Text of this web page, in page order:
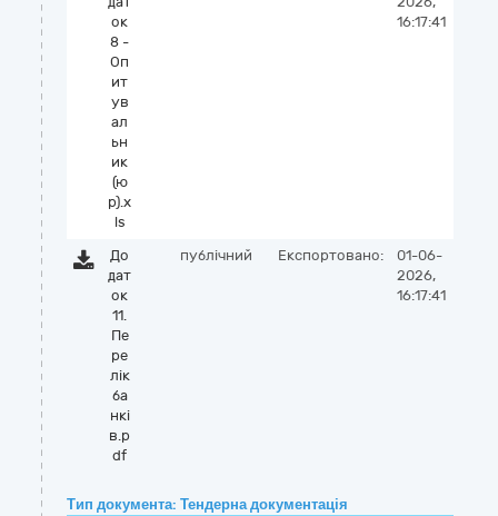
ок
8 -
Оп
ит
ув
ал
ьн
ик
(ю
р).x
ls
16:17:41
До
дат
ок
11.
Пе
ре
лік
ба
нкі
в.p
df
публічний Експортовано:
01-06-
2026,
16:17:41
Тип документа: Тендерна документація